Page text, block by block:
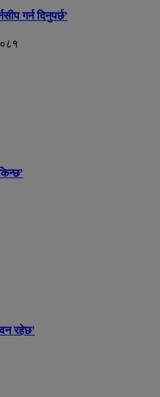
गर्न दिनुपर्छ’
रहेछ’